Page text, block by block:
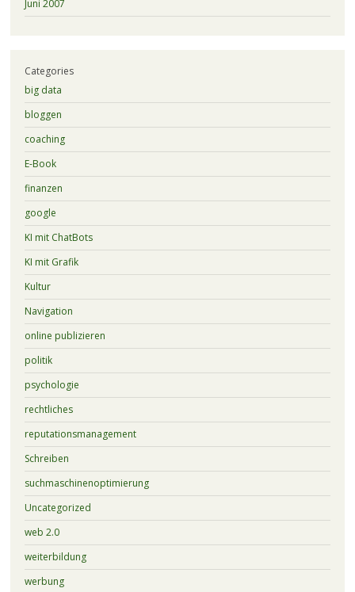
Juni 2007
Categories
big data
bloggen
coaching
E-Book
finanzen
google
KI mit ChatBots
KI mit Grafik
Kultur
Navigation
online publizieren
politik
psychologie
rechtliches
reputationsmanagement
Schreiben
suchmaschinenoptimierung
Uncategorized
web 2.0
weiterbildung
werbung